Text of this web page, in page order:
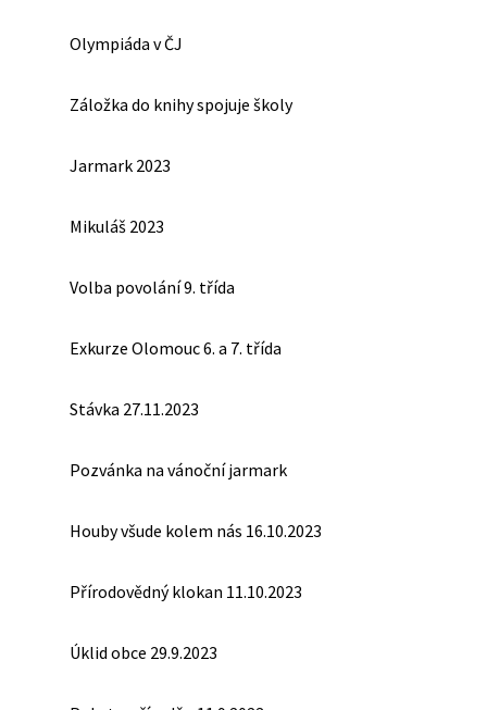
Olympiáda v ČJ
Záložka do knihy spojuje školy
Jarmark 2023
Mikuláš 2023
Volba povolání 9. třída
Exkurze Olomouc 6. a 7. třída
Stávka 27.11.2023
Pozvánka na vánoční jarmark
Houby všude kolem nás 16.10.2023
Přírodovědný klokan 11.10.2023
Úklid obce 29.9.2023